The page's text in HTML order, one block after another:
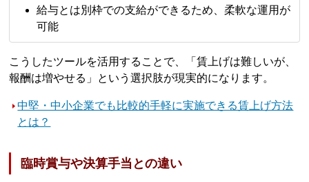
給与とは別枠での支給ができるため、柔軟な運用が
可能
こうしたツールを活用することで、「賃上げは難しいが、
報酬は増やせる」という選択肢が現実的になります。
中堅・中小企業でも比較的手軽に実施できる賃上げ方法
とは？
臨時賞与や決算手当との違い